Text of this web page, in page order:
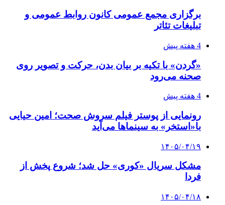
برگزاری مجمع عمومی کانون روابط عمومی و
تبلیغات تئاتر
4 هفته پیش
«گردن» با تکیه بر بیان بدن، حرکت و تصویر روی
صحنه می‌رود
4 هفته پیش
رونمایی از پوستر فیلم سروش صحت؛ امین حیایی
با«استخر» به سینماها می‌آید
۱۴۰۵/۰۴/۱۹
مشکل سریال «کوری» حل شد؛ شروع پخش از
فردا
۱۴۰۵/۰۴/۱۸